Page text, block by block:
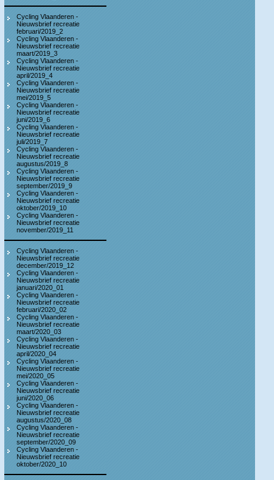
Cycling Vlaanderen -
Nieuwsbrief recreatie
februari/2019_2
Cycling Vlaanderen -
Nieuwsbrief recreatie
maart/2019_3
Cycling Vlaanderen -
Nieuwsbrief recreatie
april/2019_4
Cycling Vlaanderen -
Nieuwsbrief recreatie
mei/2019_5
Cycling Vlaanderen -
Nieuwsbrief recreatie
juni/2019_6
Cycling Vlaanderen -
Nieuwsbrief recreatie
juli/2019_7
Cycling Vlaanderen -
Nieuwsbrief recreatie
augustus/2019_8
Cycling Vlaanderen -
Nieuwsbrief recreatie
september/2019_9
Cycling Vlaanderen -
Nieuwsbrief recreatie
oktober/2019_10
Cycling Vlaanderen -
Nieuwsbrief recreatie
november/2019_11
Cycling Vlaanderen -
Nieuwsbrief recreatie
december/2019_12
Cycling Vlaanderen -
Nieuwsbrief recreatie
januari/2020_01
Cycling Vlaanderen -
Nieuwsbrief recreatie
februari/2020_02
Cycling Vlaanderen -
Nieuwsbrief recreatie
maart/2020_03
Cycling Vlaanderen -
Nieuwsbrief recreatie
april/2020_04
Cycling Vlaanderen -
Nieuwsbrief recreatie
mei/2020_05
Cycling Vlaanderen -
Nieuwsbrief recreatie
juni/2020_06
Cycling Vlaanderen -
Nieuwsbrief recreatie
augustus/2020_08
Cycling Vlaanderen -
Nieuwsbrief recreatie
september/2020_09
Cycling Vlaanderen -
Nieuwsbrief recreatie
oktober/2020_10